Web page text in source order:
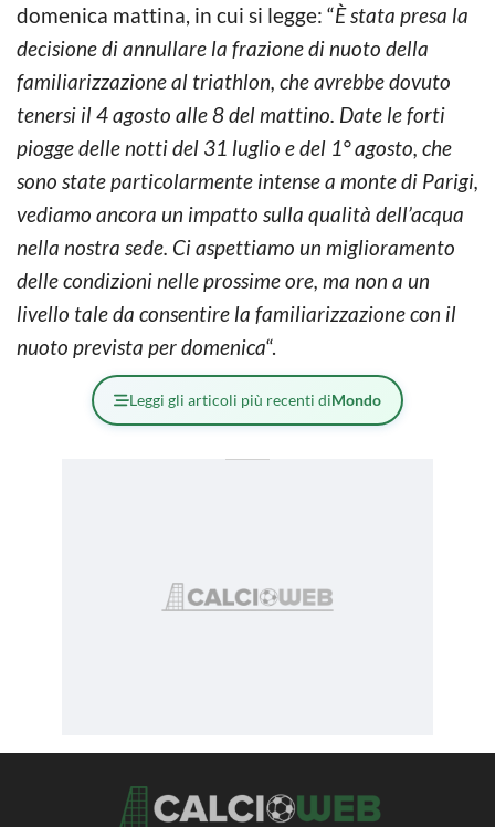
domenica mattina, in cui si legge: “È stata presa la
decisione di annullare la frazione di nuoto della
familiarizzazione al triathlon, che avrebbe dovuto
tenersi il 4 agosto alle 8 del mattino. Date le forti
piogge delle notti del 31 luglio e del 1° agosto, che
sono state particolarmente intense a monte di Parigi,
vediamo ancora un impatto sulla qualità dell’acqua
nella nostra sede. Ci aspettiamo un miglioramento
delle condizioni nelle prossime ore, ma non a un
livello tale da consentire la familiarizzazione con il
nuoto prevista per domenica“.
Leggi gli articoli più recenti diMondo